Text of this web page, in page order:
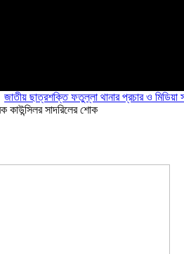
ছাত্রশক্তি ফতুল্লা থানার প্রচার ও মিডিয়া সম্পাদক
কাউন্সিলর সাদরিলের শোক